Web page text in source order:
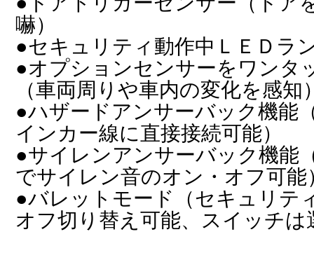
嚇）
●セキュリティ動作中ＬＥＤラ
●オプションセンサーをワンタ
（車両周りや車内の変化を感知
●ハザードアンサーバック機能
インカー線に直接接続可能）
●サイレンアンサーバック機能
でサイレン音のオン・オフ可能
●バレットモード（セキュリテ
オフ切り替え可能、スイッチは